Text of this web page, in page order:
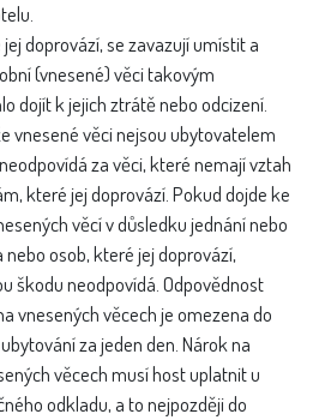
doprovází, se zavazují umístit a
(vnesené) věci takovým
dojít k jejich ztrátě nebo odcizení.
vnesené věci nejsou ubytovatelem
za věci, které nemají vztah
které jej doprovází. Pokud dojde ke
věcí v důsledku jednání nebo
osob, které jej doprovází,
škodu neodpovídá. Odpovědnost
vnesených věcech je omezena do
za jeden den. Nárok na
věcech musí host uplatnit u
odkladu, a to nejpozději do